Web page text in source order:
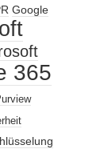
Google
365